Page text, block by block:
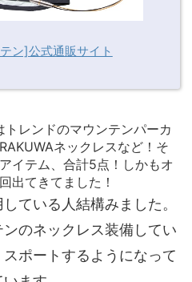
ン]公式通販サイト
レンドのマウンテンパーカ
ネックレスなど！そ
イテム、合計5点！しかもオ
出てきてました！
ている人結構みました。
のネックレス装備してい
ポートするようになって